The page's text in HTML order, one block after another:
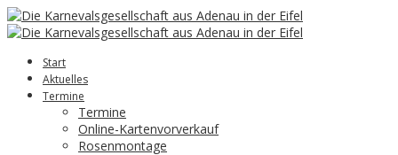
Start
Aktuelles
Termine
Termine
Online-Kartenvorverkauf
Rosenmontage